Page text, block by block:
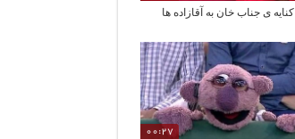
کنایه ی جناب خان به آقازاده ها
00:27